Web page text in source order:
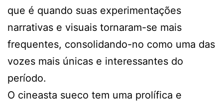
que é quando suas experimentações
narrativas e visuais tornaram-se mais
frequentes, consolidando-no como uma das
vozes mais únicas e interessantes do
período.
O cineasta sueco tem uma prolífica e